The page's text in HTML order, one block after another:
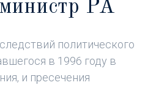
РА
политического
в 1996 году в
и пресечения